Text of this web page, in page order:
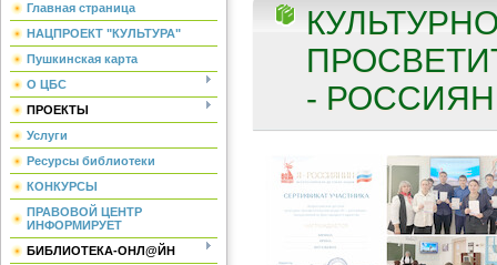
Главная страница
НАЦПРОЕКТ "КУЛЬТУРА"
Пушкинская карта
О ЦБС
ПРОЕКТЫ
Услуги
Ресурсы библиотеки
КОНКУРСЫ
ПРАВОВОЙ ЦЕНТР
ИНФОРМИРУЕТ
БИБЛИОТЕКА-ОНЛ@ЙН
-